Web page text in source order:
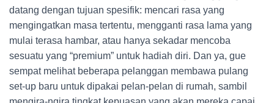
datang dengan tujuan spesifik: mencari rasa yang
mengingatkan masa tertentu, mengganti rasa lama yang
mulai terasa hambar, atau hanya sekadar mencoba
sesuatu yang “premium” untuk hadiah diri. Dan ya, gue
sempat melihat beberapa pelanggan membawa pulang
set-up baru untuk dipakai pelan-pelan di rumah, sambil